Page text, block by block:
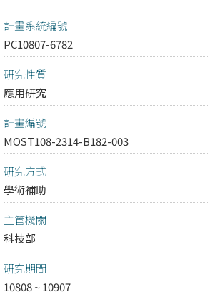
計畫系統編號
PC10807-6782
研究性質
應用研究
計畫編號
MOST108-2314-B182-003
研究方式
學術補助
主管機關
科技部
研究期間
10808 ~ 10907